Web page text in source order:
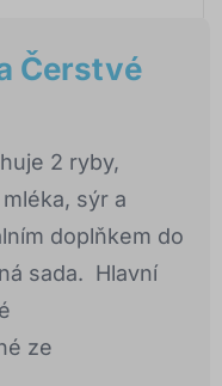
Čerstvé
2 ryby,
sýr a
doplňkem do
sada. Hlavní
ze